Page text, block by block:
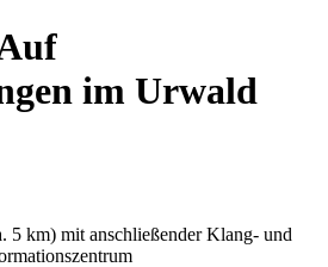
im Urwald
5 km) mit anschließender Klang- und